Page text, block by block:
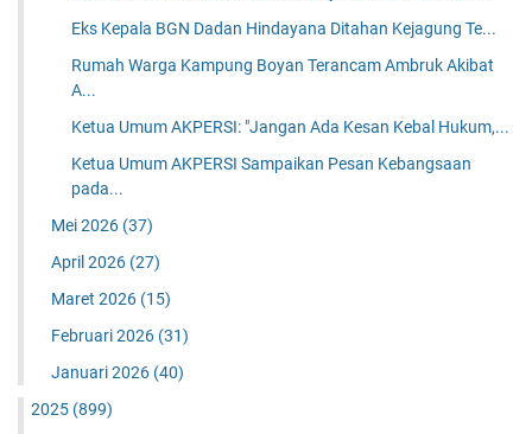
Eks Kepala BGN Dadan Hindayana Ditahan Kejagung Te...
Rumah Warga Kampung Boyan Terancam Ambruk Akibat
A...
Ketua Umum AKPERSI: "Jangan Ada Kesan Kebal Hukum,...
Ketua Umum AKPERSI Sampaikan Pesan Kebangsaan
pada...
Mei 2026 (37)
April 2026 (27)
Maret 2026 (15)
Februari 2026 (31)
Januari 2026 (40)
2025 (899)